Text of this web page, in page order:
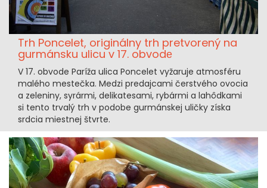
Trh Poncelet, originálny trh pretvorený na
gurmánsku ulicu v 17. obvodе
V 17. obvode Paríža ulica Poncelet vyžaruje atmosféru
malého mestečka. Medzi predajcami čerstvého ovocia
a zeleniny, syrármi, delikatesami, rybármi a lahôdkami
si tento trvalý trh v podobe gurmánskej uličky získa
srdcia miestnej štvrte.